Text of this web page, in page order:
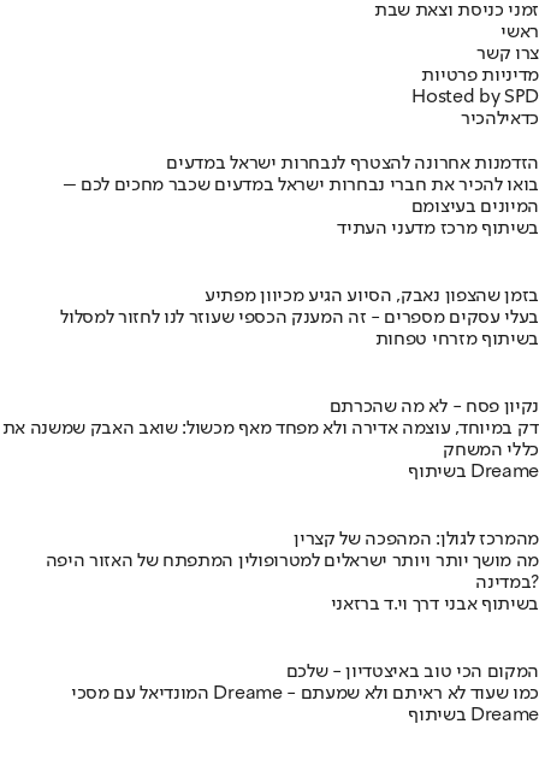
זמני כניסת וצאת שבת
ראשי
צרו קשר
מדיניות פרטיות
Hosted by SPD
כדאילהכיר
הזדמנות אחרונה להצטרף לנבחרות ישראל במדעים
בואו להכיר את חברי נבחרות ישראל במדעים שכבר מחכים לכם –
המיונים בעיצומם
בשיתוף מרכז מדעני העתיד
בזמן שהצפון נאבק, הסיוע הגיע מכיוון מפתיע
בעלי עסקים מספרים - זה המענק הכספי שעוזר לנו לחזור למסלול
בשיתוף מזרחי טפחות
נקיון פסח - לא מה שהכרתם
דק במיוחד, עוצמה אדירה ולא מפחד מאף מכשול: שואב האבק שמשנה את
כללי המשחק
בשיתוף Dreame
מהמרכז לגולן: המהפכה של קצרין
מה מושך יותר ויותר ישראלים למטרופולין המתפתח של האזור היפה
במדינה?
בשיתוף אבני דרך וי.ד ברזאני
המקום הכי טוב באיצטדיון - שלכם
המונדיאל עם מסכי Dreame - כמו שעוד לא ראיתם ולא שמעתם
בשיתוף Dreame